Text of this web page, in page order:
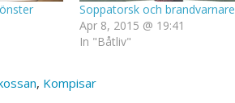
Soppatorsk och brandvarnare
Apr 8, 2015 @ 19:41
In "Båtliv"
, Kompisar